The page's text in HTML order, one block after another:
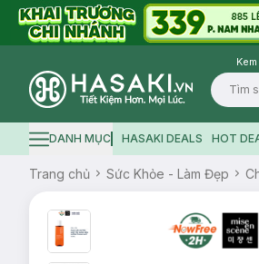
Logo
Hamburger icon
DANH MỤC HASAKI DEALS HOT
Trang chủ Sức Khỏe - Làm Đẹp